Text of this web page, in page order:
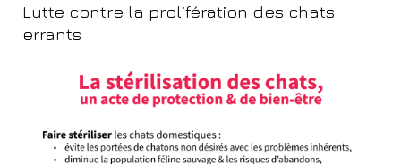
Lutte contre la prolifération des chats
errants